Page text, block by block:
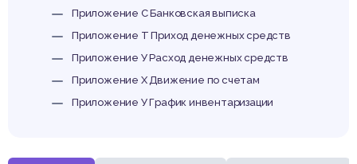
Приложение С Банковская выписка
Приложение Т Приход денежных средств
Приложение У Расход денежных средств
Приложение Х Движение по счетам
Приложение У График инвентаризации